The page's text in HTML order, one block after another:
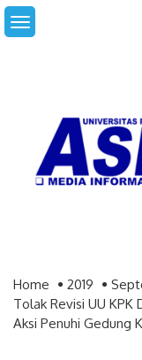
Skip
to
Home 2019
Tolak Revisi UU KPK
Aksi Penuhi Gedung